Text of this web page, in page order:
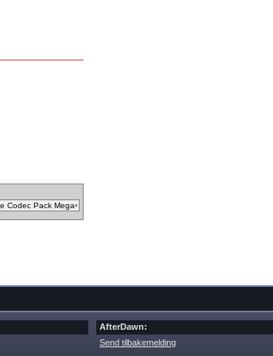
AfterDawn:
Send tilbakemelding